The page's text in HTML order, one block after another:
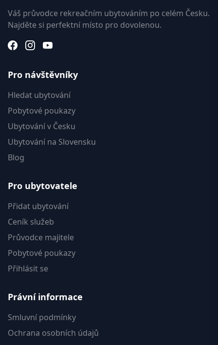
Váš průvodce rekreačním ubytováním po celém Česku.
Najděte si perfektní místo pro dovolenou.
Pro návštěvníky
Hledat ubytování
Pobytové poukazy
Ubytování v Česku
Ubytování na Slovensku
Blog
Pro ubytovatele
Přidat ubytování
Ceník služeb
Průvodce majitele
Pobytové poukazy
Přihlásit se
Právní informace
Smluvní podmínky
Ochrana osobních údajů